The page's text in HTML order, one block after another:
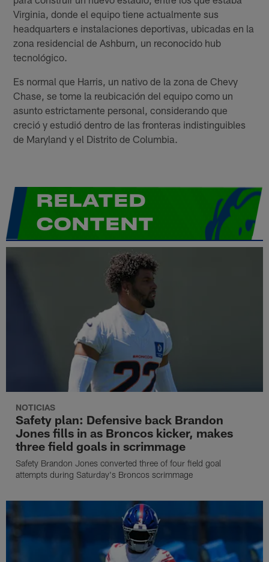
Virginia, donde el equipo tiene actualmente sus
headquarters e instalaciones deportivas, ubicadas en la
zona residencial de Ashburn, un reconocido hub
tecnológico.
Es normal que Harris, un nativo de la zona de Chevy
Chase, se tome la reubicación del equipo como un
asunto estrictamente personal, considerando que
creció y estudió dentro de las fronteras indistinguibles
de Maryland y el Distrito de Columbia.
RELATED
CONTENT
NOTICIAS
Safety plan: Defensive back Brandon
Jones fills in as Broncos kicker, makes
three field goals in scrimmage
Safety Brandon Jones converted three of four field goal
attempts during Saturday's Broncos scrimmage